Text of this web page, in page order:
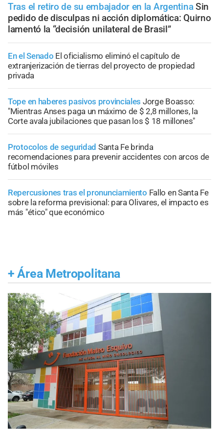
Tras el retiro de su embajador en la Argentina Sin
pedido de disculpas ni acción diplomática: Quirno
lamentó la “decisión unilateral de Brasil”
En el Senado El oficialismo eliminó el capítulo de
extranjerización de tierras del proyecto de propiedad
privada
Tope en haberes pasivos provinciales Jorge Boasso:
"Mientras Anses paga un máximo de $ 2,8 millones, la
Corte avala jubilaciones que pasan los $ 18 millones"
Protocolos de seguridad Santa Fe brinda
recomendaciones para prevenir accidentes con arcos de
fútbol móviles
Repercusiones tras el pronunciamiento Fallo en Santa Fe
sobre la reforma previsional: para Olivares, el impacto es
más "ético" que económico
+ Área Metropolitana